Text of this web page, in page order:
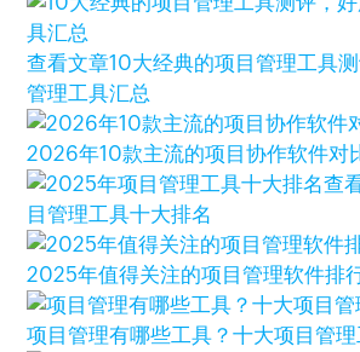
查看文章10大经典的项目管理工具
管理工具汇总
2026年10款主流的项目协作软件对
查
目管理工具十大排名
2025年值得关注的项目管理软件排
项目管理有哪些工具？十大项目管